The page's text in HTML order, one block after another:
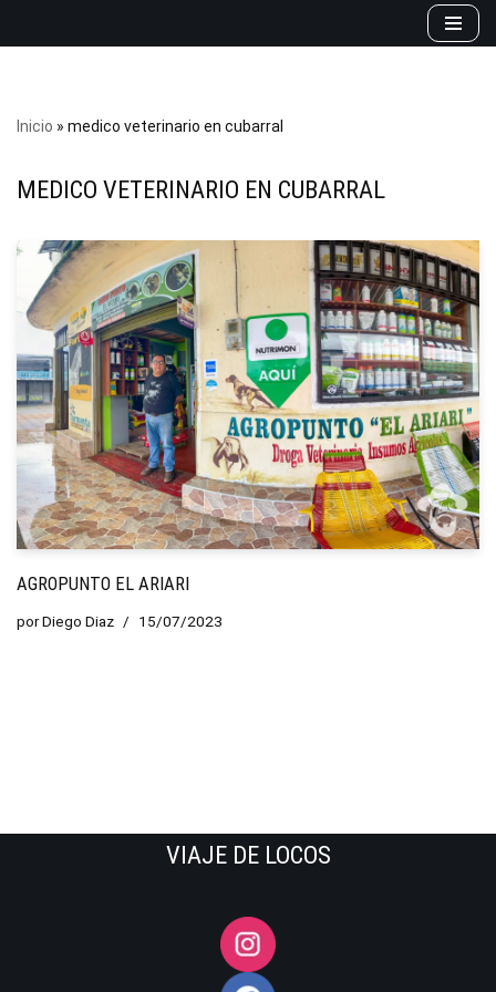
Inicio » medico veterinario en cubarral
MEDICO VETERINARIO EN CUBARRAL
AGROPUNTO EL ARIARI
porDiego Diaz 15/07/2023
VIAJE DE LOCOS